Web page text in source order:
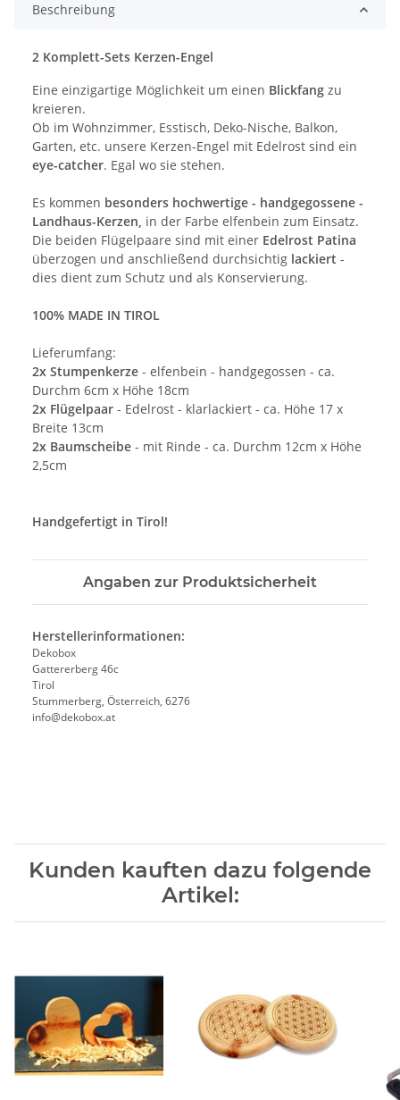
Beschreibung
2 Komplett-Sets Kerzen-Engel
Eine einzigartige Möglichkeit um einen Blickfang zu
kreieren.
Ob im Wohnzimmer, Esstisch, Deko-Nische, Balkon,
Garten, etc. unsere Kerzen-Engel mit Edelrost sind ein
eye-catcher. Egal wo sie stehen.
Es kommen besonders hochwertige - handgegossene -
Landhaus-Kerzen, in der Farbe elfenbein zum Einsatz.
Die beiden Flügelpaare sind mit einer Edelrost Patina
überzogen und anschließend durchsichtig lackiert -
dies dient zum Schutz und als Konservierung.
100% MADE IN TIROL
Lieferumfang:
2x Stumpenkerze - elfenbein - handgegossen - ca.
Durchm 6cm x Höhe 18cm
2x Flügelpaar - Edelrost - klarlackiert - ca. Höhe 17 x
Breite 13cm
2x Baumscheibe - mit Rinde - ca. Durchm 12cm x Höhe
2,5cm
Handgefertigt in Tirol!
Angaben zur Produktsicherheit
Herstellerinformationen:
Dekobox
Gattererberg 46c
Tirol
Stummerberg, Österreich, 6276
info@dekobox.at
Kunden kauften dazu folgende
Artikel: